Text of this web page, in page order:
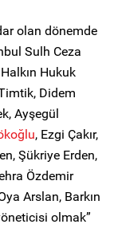
olan dönemde
Sulh Ceza
Hukuk
Didem
Ayşegül
, Ezgi Çakır,
Şükriye Erden,
Özdemir
Arslan, Barkın
olmak”